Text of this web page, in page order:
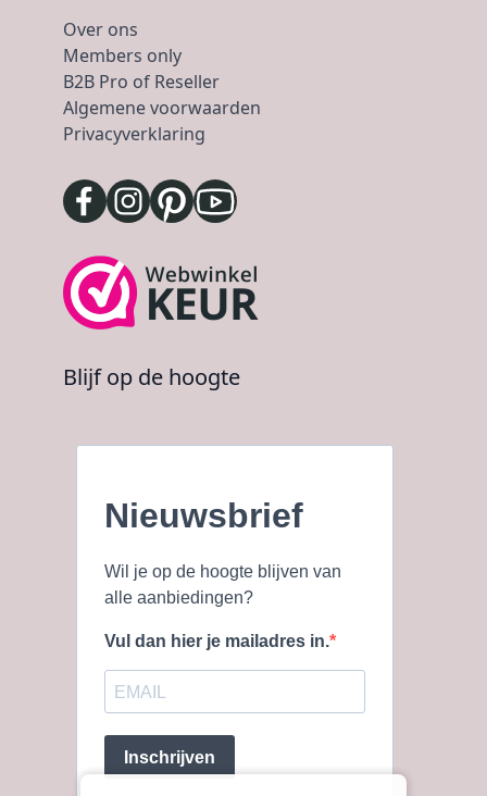
Over ons
Members only
B2B Pro of Reseller
Algemene voorwaarden
Privacyverklaring
Blijf op de hoogte
Nieuwsbrief
Wil je op de hoogte blijven van
alle aanbiedingen?
Vul dan hier je mailadres in.
Inschrijven